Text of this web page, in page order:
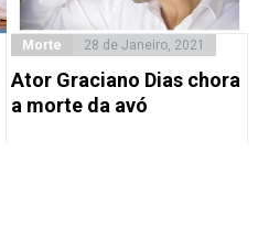
Morte 28 de Janeiro, 2021
Ator Graciano Dias chora
a morte da avó